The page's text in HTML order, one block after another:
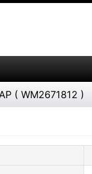
( WM2671812 )